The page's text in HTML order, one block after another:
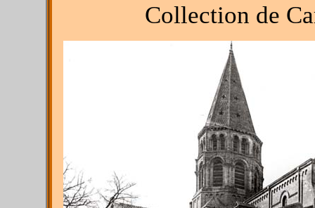
Collection de